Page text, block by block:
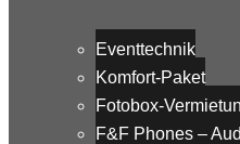
Eventtechnik
Komfort-Paket
Fotobox-
F&F Phones –